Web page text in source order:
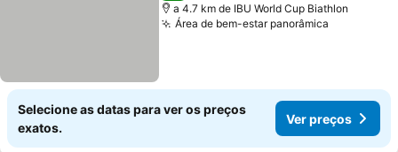
a 4.7 km de IBU World Cup Biathlon
Área de bem-estar panorâmica
Selecione as datas para ver os preços
exatos.
Ver preços